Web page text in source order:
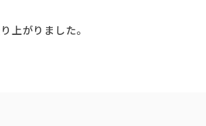
上がりました。